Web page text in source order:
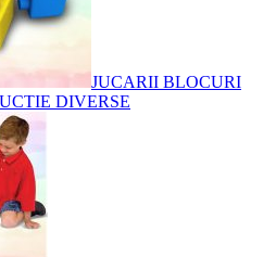
JUCARII BLOCURI
DIVERSE